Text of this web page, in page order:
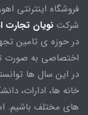
فروشگاه اینترنتی
شرکت نویان تجارت
در حوزه ی تامین
اختصاصی به صورت
در این سال ها
خانه ها، ادارات،
های مختلف باشیم.